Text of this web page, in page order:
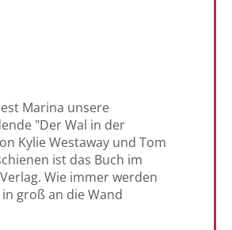
Marina unsere
"Der Wal in der
Kylie Westaway und Tom
ist das Buch im
Wie immer werden
groß an die Wand